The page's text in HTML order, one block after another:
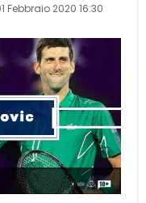
Febbraio 2020 16:30